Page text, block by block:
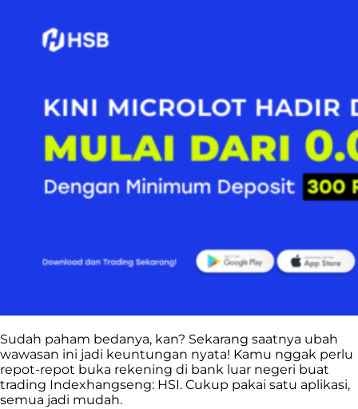
Sudah paham bedanya, kan? Sekarang saatnya ubah
wawasan ini jadi keuntungan nyata! Kamu nggak perlu
repot-repot buka rekening di bank luar negeri buat
trading Indexhangseng: HSI. Cukup pakai satu aplikasi,
semua jadi mudah.